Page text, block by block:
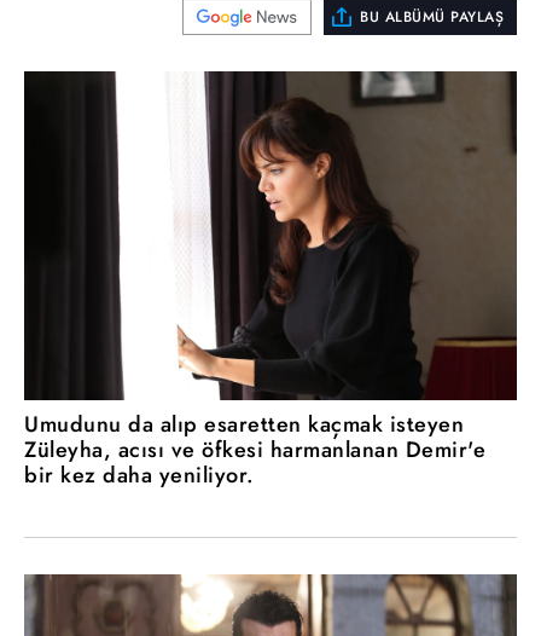
BU ALBÜMÜ PAYLAŞ
Umudunu da alıp esaretten kaçmak isteyen
Züleyha, acısı ve öfkesi harmanlanan Demir'e
bir kez daha yeniliyor.